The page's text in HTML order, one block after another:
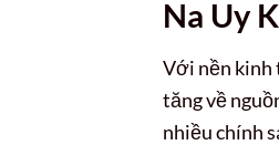
Na Uy
Với nền kinh
tăng về
nhiều chính